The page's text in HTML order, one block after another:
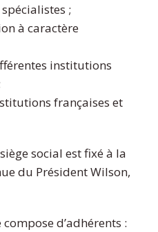
;
à caractère
institutions
françaises et
social est fixé à la
du Président Wilson,
d’adhérents :